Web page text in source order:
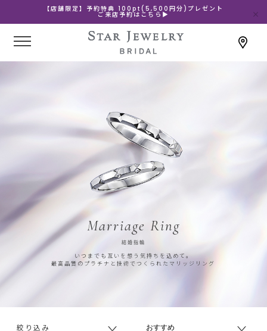
【店舗限定】予約特典 100pt(5,500円分)プレゼント
ご来店予約はこちら▶
Marriage Ring
結婚指輪
いつまでも互いを想う気持ちを込めて。
最高品質のプラチナと技術でつくられたマリッジリング
絞り込み